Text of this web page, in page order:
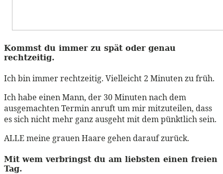
Kommst du immer zu spät oder genau
rechtzeitig.
Ich bin immer rechtzeitig. Vielleicht 2 Minuten zu früh.
Ich habe einen Mann, der 30 Minuten nach dem
ausgemachten Termin anruft um mir mitzuteilen, dass
es sich nicht mehr ganz ausgeht mit dem pünktlich sein.
ALLE meine grauen Haare gehen darauf zurück.
Mit wem verbringst du am liebsten einen freien
Tag.